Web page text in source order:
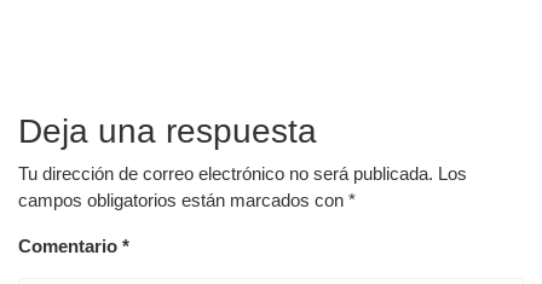
Deja una respuesta
Tu dirección de correo electrónico no será publicada. Los
campos obligatorios están marcados con *
Comentario *